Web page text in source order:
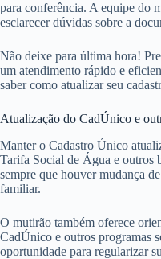
para conferência. A equipe do
esclarecer dúvidas sobre a
Não deixe para última hora!
um atendimento rápido e
saber como atualizar seu
Atualização do CadÚnico e
Manter o Cadastro Único
Tarifa Social de Água e outros
sempre que houver mudança
familiar.
O mutirão também oferece
CadÚnico e outros programas
oportunidade para regularizar